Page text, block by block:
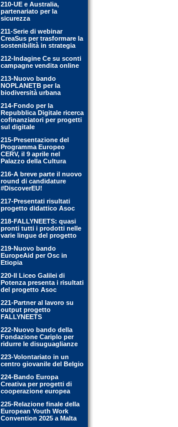
210-UE e Australia,
partenariato per la
sicurezza
211-Serie di webinar
CreaSus per trasformare la
sostenibilità in strategia
212-Indagine Ce su sconti
campagne vendita online
213-Nuovo bando
NOPLANETB per la
biodiversità urbana
214-Fondo per la
Repubblica Digitale ricerca
cofinanziatori per progetti
sul digitale
215-Presentazione del
Programma Europeo
CERV, il 9 aprile nel
Palazzo della Cultura
216-A breve parte il nuovo
round di candidature
#DiscoverEU!
217-Presentati risultati
progetto didattico Asoc
218-FALLYNEETS: quasi
pronti tutti i prodotti nelle
varie lingue del progetto
219-Nuovo bando
EuropeAid per Osc in
Etiopia
220-Il Liceo Galilei di
Potenza presenta i risultati
del progetto Asoc
221-Partner al lavoro su
output progetto
FALLYNEETS
222-Nuovo bando della
Fondazione Cariplo per
ridurre le disuguaglianze
223-Volontariato in un
centro giovanile del Belgio
224-Bando Europa
Creativa per progetti di
cooperazione europea
225-Relazione finale della
European Youth Work
Convention 2025 a Malta